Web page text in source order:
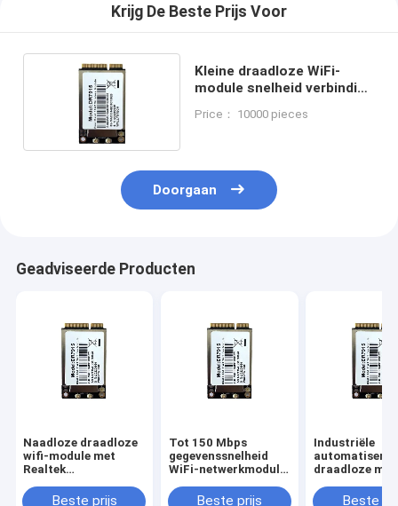
Krijg De Beste Prijs Voor
Kleine draadloze WiFi-
module snelheid verbinding
tot 70 °C
Price： 10000 pieces
Doorgaan
Geadviseerde Producten
Naadloze draadloze
wifi-module met
Realtek
chipset enBeste prijs
Tot 150 Mbps
gegevenssnelheid
WiFi-netwerkmodule
Beste prijs
Industriële
draadloze
2,4 GHz en
Beste